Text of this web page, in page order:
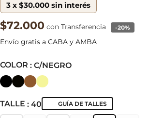
COLOR : C/NEGRO
TALLE : 40 GUÍA DE TALLES
3 x $30.000 sin interés
$72.000 con Transferencia -20%
Envío gratis a CABA y AMBA